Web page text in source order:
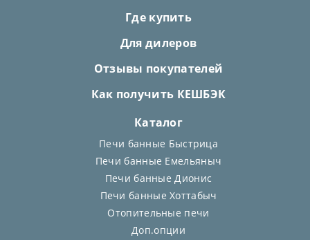
Где купить
Для дилеров
Отзывы покупателей
Как получить КЕШБЭК
Каталог
Печи банные Быстрица
Печи банные Емельяныч
Печи банные Дионис
Печи банные Хоттабыч
Отопительные печи
Доп.опции